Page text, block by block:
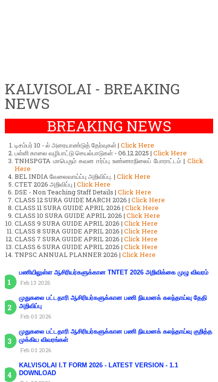
KALVISOLAI - BREAKING
NEWS
BREAKING NEWS
டிசம்பர் 10 - ல் அரையாண்டுத் தேர்வுகள் | Click Here
பள்ளி காலை வழிபாட்டு செயல்பாடுகள் - 06.12.2025 | Click Here
TNHSPGTA மாபெரும் கவன ஈர்ப்பு உண்ணாநிலைப் போராட்டம் | Click
Here
BEL INDIA வேலைவாய்ப்பு அறிவிப்பு. | Click Here
CTET 2026 அறிவிப்பு | Click Here
DSE - Non Teaching Staff Details | Click Here
CLASS 12 SURA GUIDE MARCH 2026 | Click Here
CLASS 11 SURA GUIDE APRIL 2026 | Click Here
CLASS 10 SURA GUIDE APRIL 2026 | Click Here
CLASS 9 SURA GUIDE APRIL 2026 | Click Here
CLASS 8 SURA GUIDE APRIL 2026 | Click Here
CLASS 7 SURA GUIDE APRIL 2026 | Click Here
CLASS 6 SURA GUIDE APRIL 2026 | Click Here
TNPSC ANNUAL PLANNER 2026 | Click Here
பணியிலுள்ள ஆசிரியர்களுக்கான TNTET 2026 அறிவிக்கை முழு விவரம்
Feb 13 2026
முதுகலை பட்டதாரி ஆசிரியர்களுக்கான பணி நியமனக் கலந்தாய்வு தேதி
அறிவிப்பு
Feb 03 2026
முதுகலை பட்டதாரி ஆசிரியர்களுக்கான பணி நியமனக் கலந்தாய்வு குறித்த
முக்கிய விவரங்கள்
Feb 03 2026
KALVISOLAI I.T FORM 2026 - LATEST VERSION - 1.1
DOWNLOAD